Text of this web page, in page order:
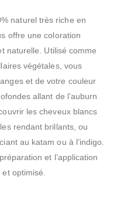
naturel très riche en
offre une coloration
naturelle. Utilisé comme
végétales, vous
et de votre couleur
allant de l’auburn
les cheveux blancs
rendant brillants, ou
au katam ou à l’indigo.
et l’application
optimisé.